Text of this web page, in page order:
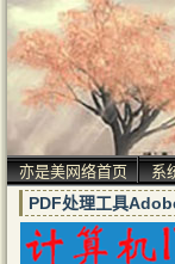
亦是美网络首页 系
PDF处理工具